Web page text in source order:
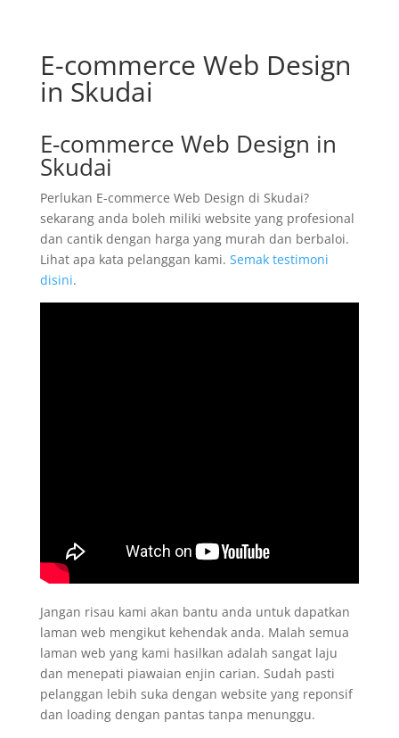
E-commerce Web Design
in Skudai
E-commerce Web Design in
Skudai
Perlukan E-commerce Web Design di Skudai?
sekarang anda boleh miliki website yang profesional
dan cantik dengan harga yang murah dan berbaloi.
Lihat apa kata pelanggan kami. Semak testimoni
disini.
Jangan risau kami akan bantu anda untuk dapatkan
laman web mengikut kehendak anda. Malah semua
laman web yang kami hasilkan adalah sangat laju
dan menepati piawaian enjin carian. Sudah pasti
pelanggan lebih suka dengan website yang reponsif
dan loading dengan pantas tanpa menunggu.